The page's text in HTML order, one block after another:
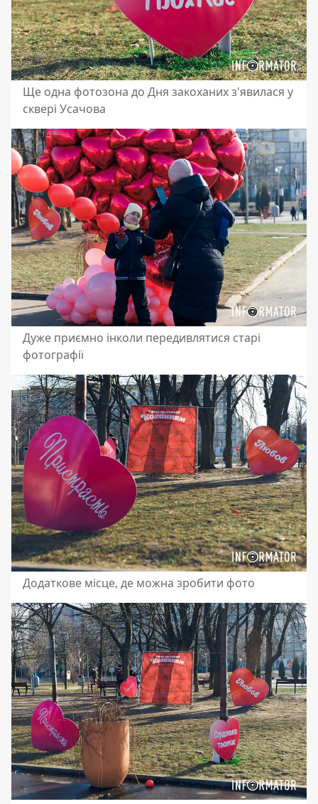
Ще одна фотозона до Дня закоханих з'явилася у
сквері Усачова
Дуже приємно інколи передивлятися старі
фотографії
Додаткове місце, де можна зробити фото